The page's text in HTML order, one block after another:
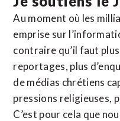
Au moment où les
emprise sur
contraire qu’il faut
reportages, plus
de médias chrétiens
pressions religieuses,
C’est pour cela que